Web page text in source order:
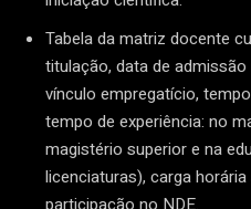
Tabela da matriz docente
titulação, data de admissão
vínculo empregatício,
tempo de experiência: no
magistério superior e na
licenciaturas), carga